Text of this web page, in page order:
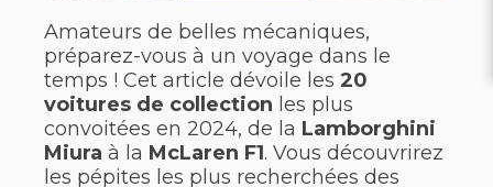
Amateurs de belles mécaniques,
préparez-vous à un voyage dans le
temps ! Cet article dévoile les 20
voitures de collection les plus
convoitées en 2024, de la Lamborghini
Miura à la McLaren F1. Vous découvrirez
les pépites les plus recherchées des